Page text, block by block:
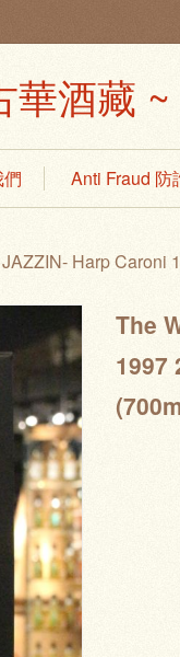
華酒藏 ~
Anti Fraud 防
Harp Caroni
The
1997